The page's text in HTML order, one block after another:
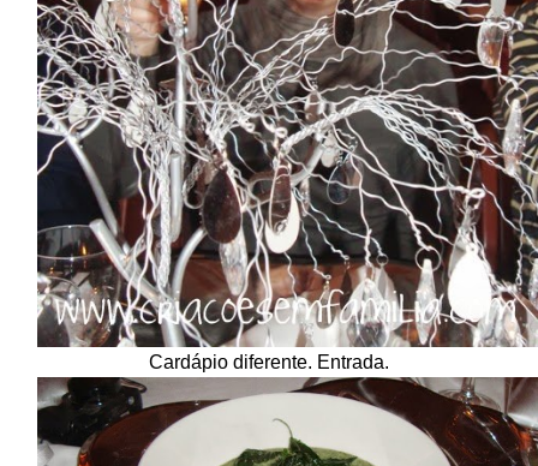
Cardápio diferente. Entrada.